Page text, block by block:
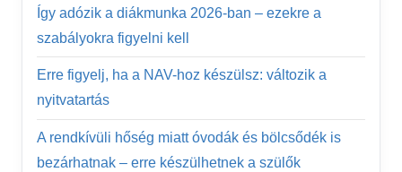
Így adózik a diákmunka 2026-ban – ezekre a
szabályokra figyelni kell
Erre figyelj, ha a NAV-hoz készülsz: változik a
nyitvatartás
A rendkívüli hőség miatt óvodák és bölcsődék is
bezárhatnak – erre készülhetnek a szülők